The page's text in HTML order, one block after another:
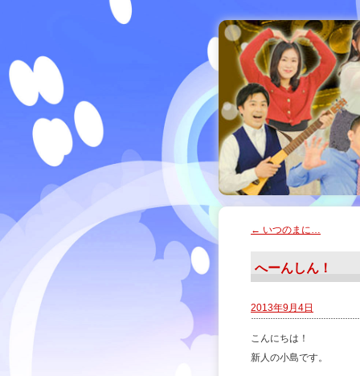
← いつのまに…
へーんしん！
2013年9月4日
こんにちは！
新人の小島です。